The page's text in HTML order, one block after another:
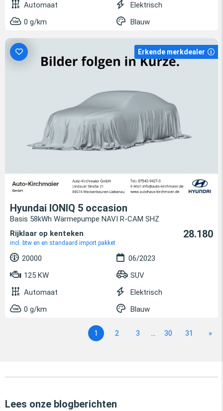
Automaat
Elektrisch
0 g/km
Blauw
Erkende merkdealer
Hyundai IONIQ 5 occasion
Basis 58kWh Wärmepumpe NAVI R-CAM SHZ
Rijklaar op kenteken
incl. btw en en standaard import pakket
28.180
20000
06/2023
125 KW
SUV
Automaat
Elektrisch
0 g/km
Blauw
1 2 3 ... 30 31 »
Lees onze blogberichten